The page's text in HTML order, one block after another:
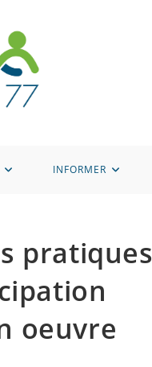
INFORMER
pratiques
oeuvre